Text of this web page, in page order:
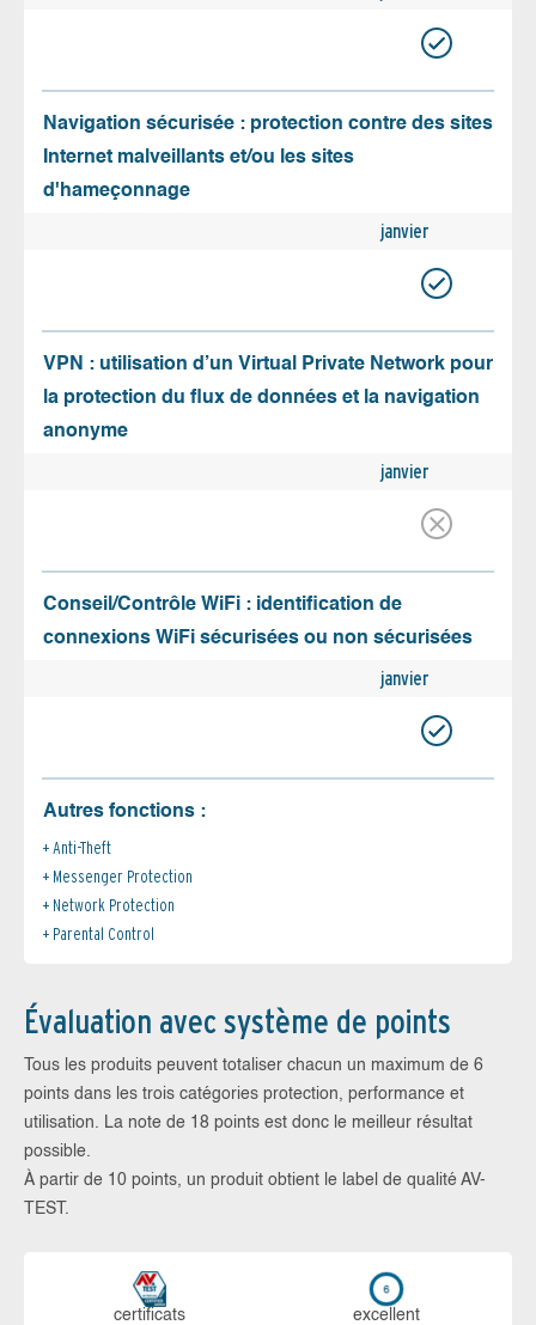
Navigation sécurisée : protection contre des sites
Internet malveillants et/ou les sites
d'hameçonnage
janvier
VPN : utilisation d’un Virtual Private Network pour
la protection du flux de données et la navigation
anonyme
janvier
Conseil/Contrôle WiFi : identification de
connexions WiFi sécurisées ou non sécurisées
janvier
Autres fonctions :
Anti-Theft
Messenger Protection
Network Protection
Parental Control
Évaluation avec système de points
Tous les produits peuvent totaliser chacun un maximum de 6
points dans les trois catégories protection, performance et
utilisation. La note de 18 points est donc le meilleur résultat
possible.
À partir de 10 points, un produit obtient le label de qualité AV-
TEST.
certi­ficats ex­cellent